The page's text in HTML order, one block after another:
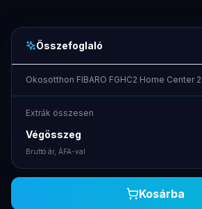
Összefoglaló
Okosotthon FIBARO FGHC2 Home Center 2
Extrák összesen
Végösszeg
Bruttó ár, ÁFA-val
Kosárba